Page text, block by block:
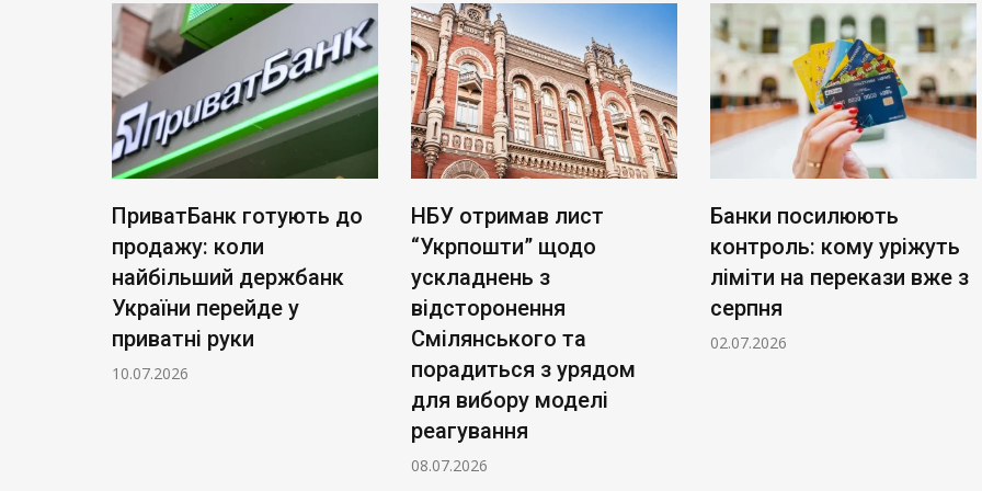
ПриватБанк готують до
продажу: коли
найбільший держбанк
України перейде у
приватні руки
10.07.2026
НБУ отримав лист
“Укрпошти” щодо
ускладнень з
відсторонення
Смілянського та
порадиться з урядом
для вибору моделі
реагування
08.07.2026
Банки посилюють
контроль: кому уріжуть
ліміти на перекази вже з
серпня
02.07.2026